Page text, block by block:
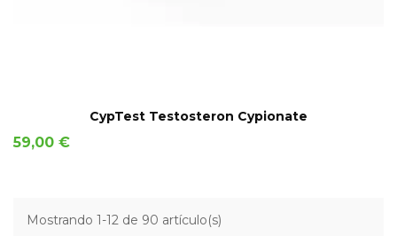
AÑADIR A LA CESTA
CypTest Testosteron Cypionate
Precio
59,00 €
Mostrando 1-12 de 90 artículo(s)